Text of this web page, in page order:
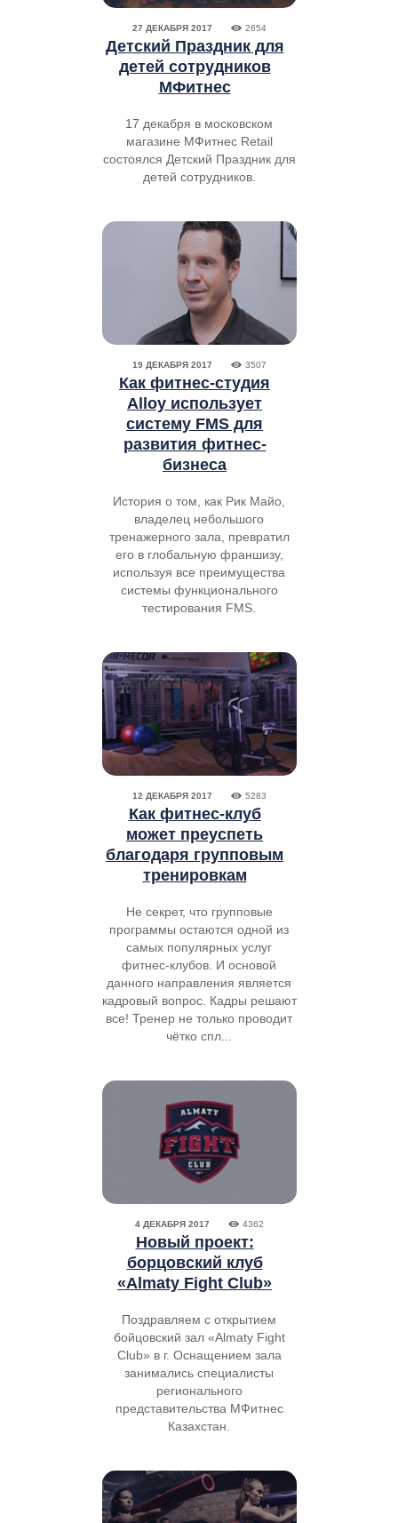
27 ДЕКАБРЯ 2017 2654
Детский Праздник для
детей сотрудников
МФитнес
17 декабря в московском
магазине МФитнес Retail
состоялся Детский Праздник для
детей сотрудников.
19 ДЕКАБРЯ 2017 3507
Как фитнес-студия
Alloy использует
систему FMS для
развития фитнес-
бизнеса
История о том, как Рик Майо,
владелец небольшого
тренажерного зала, превратил
его в глобальную франшизу,
используя все преимущества
системы функционального
тестирования FMS.
12 ДЕКАБРЯ 2017 5283
Как фитнес-клуб
может преуспеть
благодаря групповым
тренировкам
Не секрет, что групповые
программы остаются одной из
самых популярных услуг
фитнес-клубов. И основой
данного направления является
кадровый вопрос. Кадры решают
все! Тренер не только проводит
чётко спл...
4 ДЕКАБРЯ 2017 4362
Новый проект:
борцовский клуб
«Almaty Fight Club»
Поздравляем с открытием
бойцовский зал «Almaty Fight
Club» в г. Оснащением зала
занимались специалисты
регионального
представительства МФитнес
Казахстан.